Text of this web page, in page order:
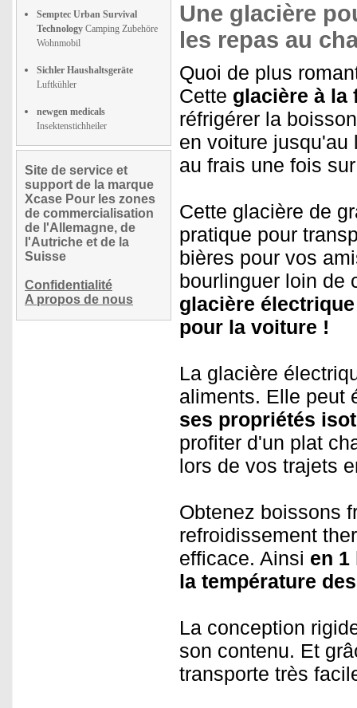
Semptec Urban Survival
Technology Camping Zubehöre
Wohnmobil
Sichler Haushaltsgeräte
Luftkühler
newgen medicals
Insektenstichheiler
Site de service et
support de la marque
Xcase Pour les zones
de commercialisation
de l'Allemagne, de
l'Autriche et de la
Suisse
Confidentialité
A propos de nous
Une glacière
les repas au
Quoi de plus
Cette glacière à la
réfrigérer la
en voiture jusqu'au
au frais une fois
Cette glacière de
pratique pour
bières pour vos
bourlinguer loin de
glacière
pour la voiture !
La glacière
aliments. Elle peut
ses propriétés
profiter d'un plat
lors de vos trajets
Obtenez boissons
refroidissement
efficace. Ainsi en 1
la température
La conception
son contenu. Et
transporte très